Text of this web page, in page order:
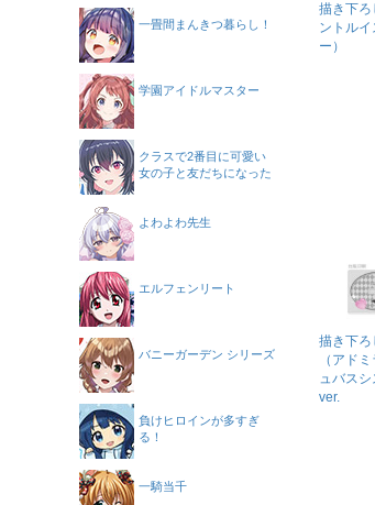
描き下ろ
ントル
ー）
描き下ろ
（アド
ュバス
ver.
一畳間まんきつ暮らし！
学園アイドルマスター
クラスで2番目に可愛い
女の子と友だちになった
よわよわ先生
エルフェンリート
バニーガーデン シリーズ
負けヒロインが多すぎ
る！
一騎当千